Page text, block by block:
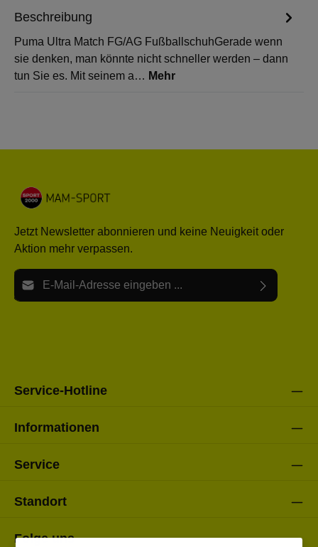
Beschreibung
Puma Ultra Match FG/AG FußballschuhGerade wenn
sie denken, man könnte nicht schneller werden – dann
tun Sie es. Mit seinem a… Mehr
Jetzt Newsletter abonnieren und keine Neuigkeit oder
Aktion mehr verpassen.
E-Mail-Adresse*
Service-Hotline
Informationen
Service
Standort
Folge uns